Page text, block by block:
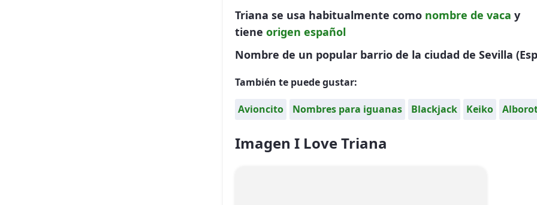
Triana se usa habitualmente como nombre de vaca y
tiene origen español
Nombre de un popular barrio de la ciudad de Sevilla
También te puede gustar:
Avioncito Nombres para iguanas Blackjack Keiko
Imagen I Love Triana